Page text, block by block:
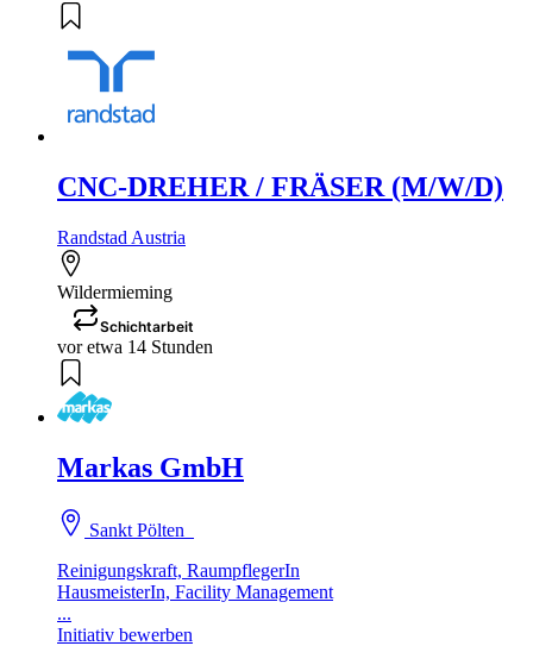
CNC-DREHER / FRÄSER (M/W/D)
Randstad Austria
Wildermieming
Schichtarbeit
vor etwa 14 Stunden
Markas GmbH
Sankt Pölten
Reinigungskraft, RaumpflegerIn
HausmeisterIn, Facility Management
...
Initiativ bewerben